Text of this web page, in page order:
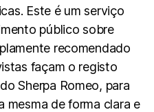
Este é um serviço
público sobre
recomendado
façam o registo
Sherpa Romeo, para
mesma de forma clara e